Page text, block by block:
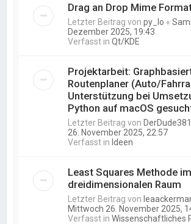
Drag an Drop Mime
Letzter Beitrag vonpy_lo «
Dezember 2025, 19:43
Verfasst inQt/KDE
Projektarbeit:
Routenplaner (Auto/
Unterstützung bei
Python auf macOS
Letzter Beitrag von DerDude381
26. November 2025, 22:57
Verfasst in Ideen
Least Squares Methode im
dreidimensionalen Raum
Letzter Beitrag von
Mittwoch 26. November 2025,
Verfasst inWissenschaftliches